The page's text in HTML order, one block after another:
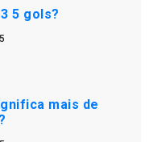
5 gols?
mais de